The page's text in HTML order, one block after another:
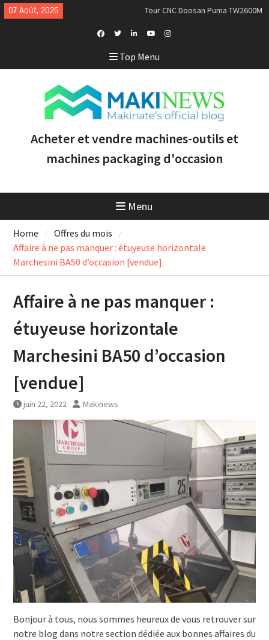
Skip
to
07 Août, 2026
Tour CNC Doosan Puma TW2600M
Nous achetons des tours Mazak
contrôle Smooth et de la
CNC idéal pour augmenter la
productivité et la rentabilité
Facebook
TwitterLinkedin
Profile
Youtube
Top Menu
Acheter et vendre machines-outils et
machines packaging d'occasion
Menu
Home
Offres du mois
Affaire à ne pas manquer : étuyeuse horizontale
Marchesini BA50 d’occasion [vendue]
Affaire à ne pas manquer :
étuyeuse horizontale
Marchesini BA50 d’occasion
[vendue]
juin 22, 2022 Makinews
Bonjour à tous, nous sommes heureux de vous retrouver sur
notre blog dans notre section dédiée aux bonnes affaires du